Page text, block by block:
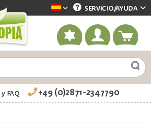
Dekotopia spanisch
SERVICIO/AYUDA
y FAQ +49 (0)2871-2347790